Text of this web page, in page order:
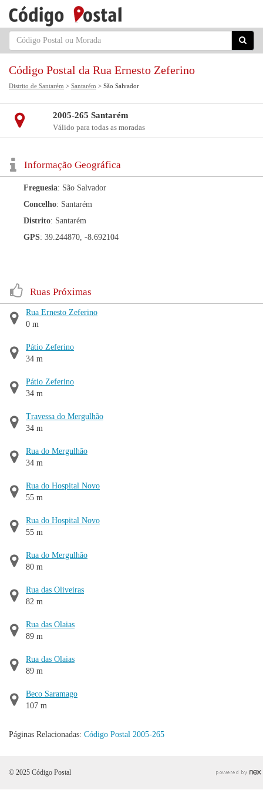
Código Postal da Rua Ernesto Zeferino
Distrito de Santarém > Santarém > São Salvador
2005-265 Santarém
Válido para todas as moradas
Informação Geográfica
Freguesia: São Salvador
Concelho: Santarém
Distrito: Santarém
GPS: 39.244870, -8.692104
Ruas Próximas
Rua Ernesto Zeferino
0 m
Pátio Zeferino
34 m
Pátio Zeferino
34 m
Travessa do Mergulhão
34 m
Rua do Mergulhão
34 m
Rua do Hospital Novo
55 m
Rua do Hospital Novo
55 m
Rua do Mergulhão
80 m
Rua das Oliveiras
82 m
Rua das Olaias
89 m
Rua das Olaias
89 m
Beco Saramago
107 m
Páginas Relacionadas: Código Postal 2005-265
© 2025 Código Postal